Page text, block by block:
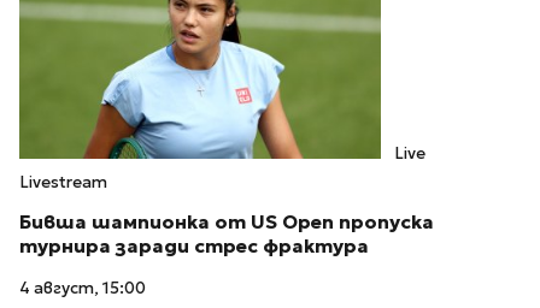
Live
Livestream
Бивша шампионка от US Open пропуска
турнира заради стрес фрактура
4 август, 15:00